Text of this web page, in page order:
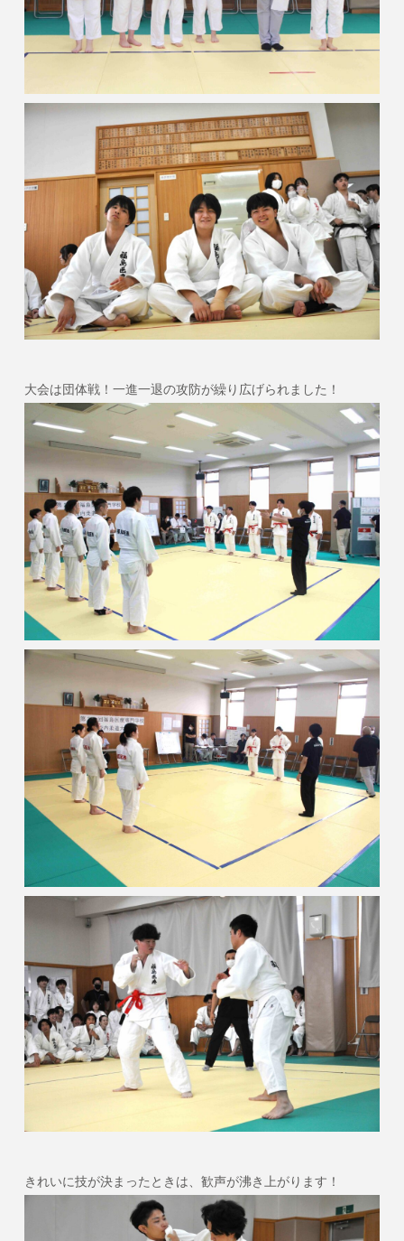
大会は団体戦！一進一退の攻防が繰り広げられました！
きれいに技が決まったときは、歓声が沸き上がります！